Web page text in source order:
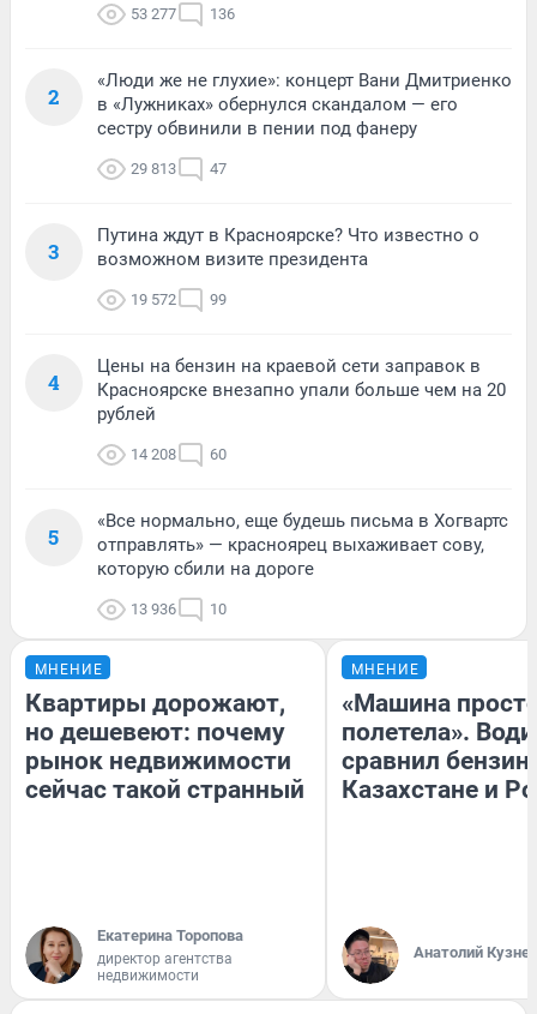
53 277 136
2
«Люди же не глухие»: концерт Вани Дмитриенко
в «Лужниках» обернулся скандалом — его
сестру обвинили в пении под фанеру
29 813 47
3
Путина ждут в Красноярске? Что известно о
возможном визите президента
19 572 99
4
Цены на бензин на краевой сети заправок в
Красноярске внезапно упали больше чем на 20
рублей
14 208 60
5
«Все нормально, еще будешь письма в Хогвартс
отправлять» — красноярец выхаживает сову,
которую сбили на дороге
13 936 10
МНЕНИЕ
Квартиры дорожают,
но дешевеют: почему
рынок недвижимости
сейчас такой странный
Екатерина Торопова
директор агентства
недвижимости
МНЕНИЕ
«Машина
полетела».
сравнил бензин
Казахстане и
Анатолий